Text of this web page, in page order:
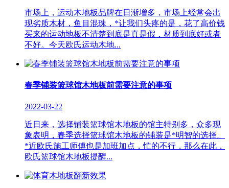
市场上，运动木地板品牌在日渐增多，市场上经常会出
现劣质木材，鱼目混珠，*让我们头疼的是，花了高价钱
买来的运动地板不清楚到底是真是假，材质到底好或者
不好。今天欧氏运动木地...
春季铺装篮球馆木地板前需要注意的事项
2022-03-22
近日来，选择铺装篮球馆木地板的馆主特别多，众多现
象表明，春季选择篮球馆木地板的铺装是*明智的选择。
*近欧氏施工师傅也是加班加点，忙的不行，那么在此，
欧氏篮球馆木地板提醒...